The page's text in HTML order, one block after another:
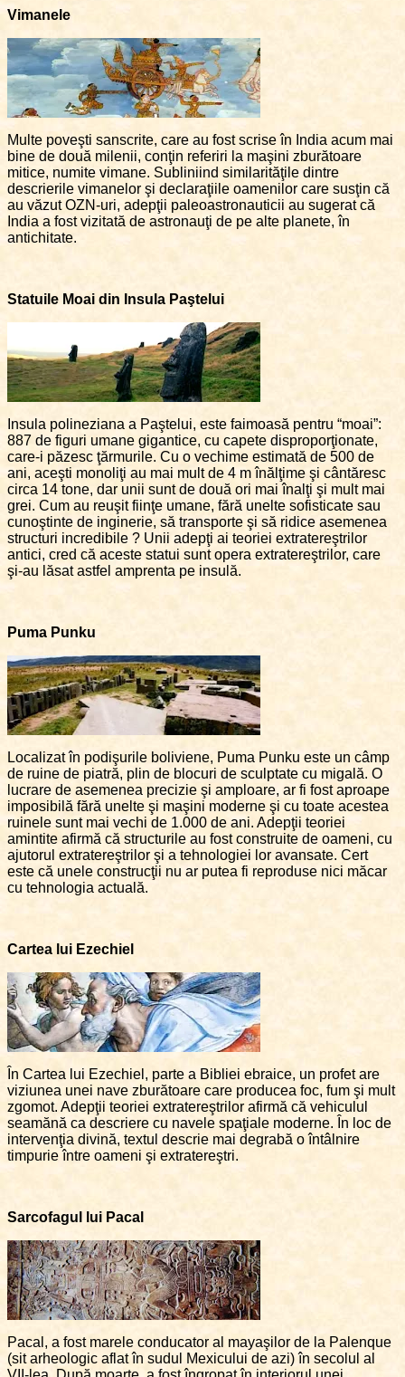
Vimanele
Multe poveşti sanscrite, care au fost scrise în India acum mai
bine de două milenii, conţin referiri la maşini zburătoare
mitice, numite vimane. Subliniind similarităţile dintre
descrierile vimanelor şi declaraţiile oamenilor care susţin că
au văzut OZN-uri, adepţii paleoastronauticii au sugerat că
India a fost vizitată de astronauţi de pe alte planete, în
antichitate.
Statuile Moai din Insula Paştelui
Insula polineziana a Paştelui, este faimoasă pentru “moai”:
887 de figuri umane gigantice, cu capete disproporţionate,
care-i păzesc ţărmurile. Cu o vechime estimată de 500 de
ani, aceşti monoliţi au mai mult de 4 m înălţime şi cântăresc
circa 14 tone, dar unii sunt de două ori mai înalţi şi mult mai
grei. Cum au reuşit fiinţe umane, fără unelte sofisticate sau
cunoştinte de inginerie, să transporte şi să ridice asemenea
structuri incredibile ? Unii adepţi ai teoriei extratereştrilor
antici, cred că aceste statui sunt opera extratereştrilor, care
şi-au lăsat astfel amprenta pe insulă.
Puma Punku
Localizat în podişurile boliviene, Puma Punku este un câmp
de ruine de piatră, plin de blocuri de sculptate cu migală. O
lucrare de asemenea precizie şi amploare, ar fi fost aproape
imposibilă fără unelte şi maşini moderne şi cu toate acestea
ruinele sunt mai vechi de 1.000 de ani. Adepţii teoriei
amintite afirmă că structurile au fost construite de oameni, cu
ajutorul extratereştrilor şi a tehnologiei lor avansate. Cert
este că unele construcţii nu ar putea fi reproduse nici măcar
cu tehnologia actuală.
Cartea lui Ezechiel
În Cartea lui Ezechiel, parte a Bibliei ebraice, un profet are
viziunea unei nave zburătoare care producea foc, fum şi mult
zgomot. Adepţii teoriei extratereştrilor afirmă că vehiculul
seamănă ca descriere cu navele spaţiale moderne. În loc de
intervenţia divină, textul descrie mai degrabă o întâlnire
timpurie între oameni şi extratereştri.
Sarcofagul lui Pacal
Pacal, a fost marele conducator al mayaşilor de la Palenque
(sit arheologic aflat în sudul Mexicului de azi) în secolul al